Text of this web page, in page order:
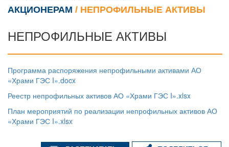
АКЦИОНЕРАМ / НЕПРОФИЛЬНЫЕ АКТИВЫ
НЕПРОФИЛЬНЫЕ АКТИВЫ
Программа распоряжения непрофильными активами АО
«Храми ГЭС I».docx
Реестр непрофильных активов АО «Храми ГЭС I».xlsx
План мероприятий по реализации непрофильных активов АО
«Храми ГЭС I».xlsx